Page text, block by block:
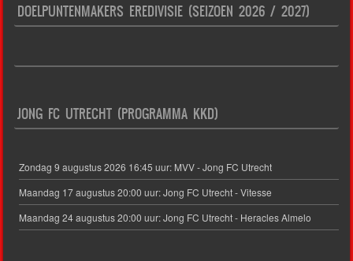
DOELPUNTENMAKERS EREDIVISIE (SEIZOEN 2026 / 2027)
JONG FC UTRECHT (PROGRAMMA KKD)
Zondag 9 augustus 2026 16:45 uur: MVV - Jong FC Utrecht
Maandag 17 augustus 20:00 uur: Jong FC Utrecht - Vitesse
Maandag 24 augustus 20:00 uur: Jong FC Utrecht - Heracles Almelo